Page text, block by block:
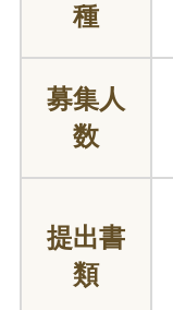
種
募集人
数
提出書
類